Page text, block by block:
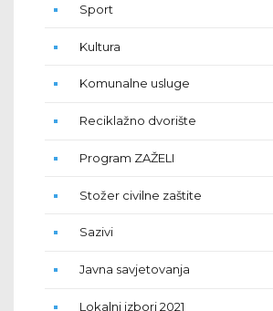
Sport
Kultura
Komunalne usluge
Reciklažno dvorište
Program ZAŽELI
Stožer civilne zaštite
Sazivi
Javna savjetovanja
Lokalni izbori 2021